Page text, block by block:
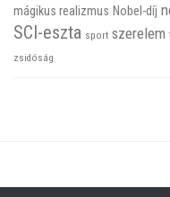
mágikus realizmus Nobel-díj
SCI-eszta sport szerelem
zsidóság